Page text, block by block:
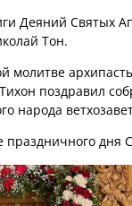
Деяний Святых
Тон.
молитве
поздравил
народа
праздничного дня